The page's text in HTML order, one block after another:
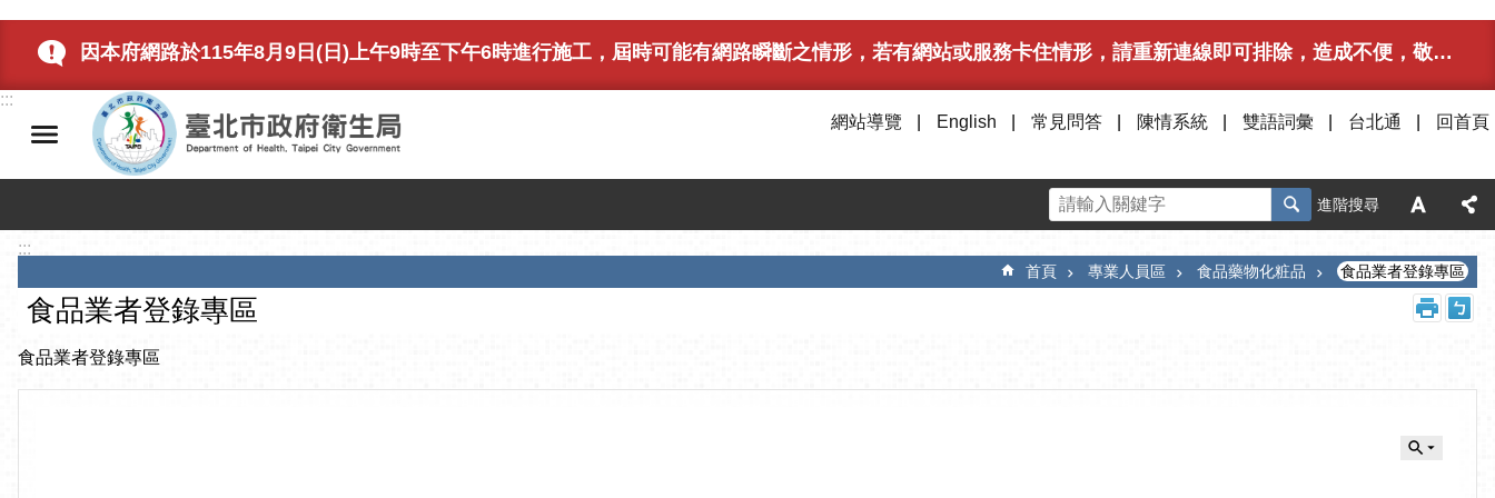
跳到主要內容區塊
因本府網路於115年8月9日(日)上午9時至下午6時進行施工，屆時可能有網路瞬斷之情形，若有網站或服務卡住情形，請重新連線即可排除，造成不便，敬請見諒。
:::
網站導覽
English 常見問答 陳情系統 雙語詞彙 台北通 回首頁
進階搜尋
:::
首頁 專業人員區 食品藥物化粧品 食品業者登錄專區
食品業者登錄專區
食品業者登錄專區